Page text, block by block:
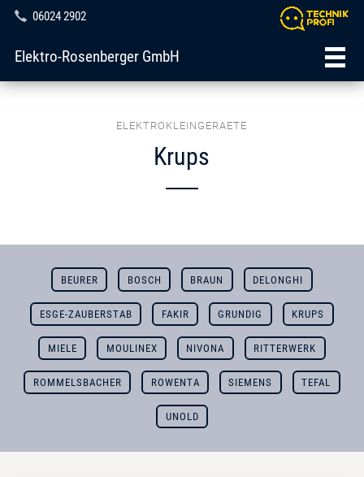
06024 2902
Elektro-Rosenberger GmbH
ELEKTROKLEINGERAETE
Krups
BEURER BOSCH BRAUN DELONGHI
ESGE-ZAUBERSTAB FAKIR GRUNDIG KRUPS
MIELE MOULINEX NIVONA RITTERWERK
ROMMELSBACHER ROWENTA SIEMENS TEFAL
UNOLD